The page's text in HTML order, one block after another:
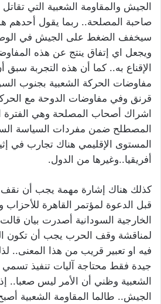
الجيش والمقاومة الشعبية التي
صاحبة المصلحة.. ربما يقول أحدهم
سيخفف الضغط على الجيش في
ويجعل اي إتفاق ينتج عن هذه
الإقناع به.. كما أن هذه التجربة
مفاوضات الحركة الشعبية بجنوب
قرنق وفي مفاوضات الدوحة مع
اشراك أصحاب المصلحة وهي الفترة
المصطلح ضمن مفردات السياسة
المستوى الإقليمي هناك تجارب في
أفريقيا..وغيرها من الدول.
كذلك هناك إشارة مهمة يجب أن
قبل الدعوة لمؤتمر القاهرة للأحزاب
الخارجية السودانية أصدرت بيان
لمناقشة وقف الحرب يجب أن تكون
فيه او تعبير قريب من هذا المعنى..
جيدة فقط محتاجة آليات تنفيذ تسمي
الشعبية وظني أن الأمر ليس صعبا..
الجيش.. طالما المقاومة الشعبية